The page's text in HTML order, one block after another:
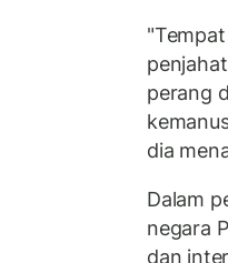
perang
dia
Dalam
negara
dan